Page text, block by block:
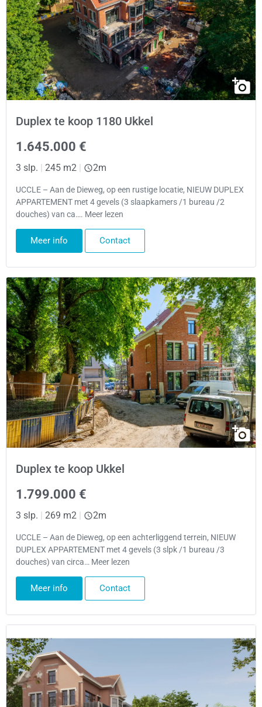
Duplex te koop 1180 Ukkel
1.645.000 €
3 slp. 245 m2 2m
UCCLE – Aan de Dieweg, op een rustige locatie, NIEUW DUPLEX
APPARTEMENT met 4 gevels (3 slaapkamers /1 bureau /2
douches) van ca…. Meer lezen
Meer info Contact
Duplex te koop Ukkel
1.799.000 €
3 slp. | 269 m2 | 2m
UCCLE – Aan de Dieweg, op een achterliggend terrein, NIEUW
DUPLEX APPARTEMENT met 4 gevels (3 slpk /1 bureau /3
douches) van circa… Meer lezen
Meer info Contact